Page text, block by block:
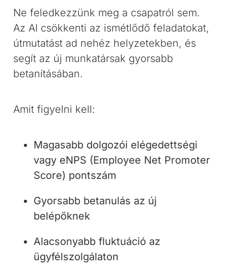
Ne feledkezzünk meg a csapatról sem.
Az AI csökkenti az ismétlődő feladatokat,
útmutatást ad nehéz helyzetekben, és
segít az új munkatársak gyorsabb
betanításában.
Amit figyelni kell:
Magasabb dolgozói elégedettségi
vagy eNPS (Employee Net Promoter
Score) pontszám
Gyorsabb betanulás az új
belépőknek
Alacsonyabb fluktuáció az
ügyfélszolgálaton